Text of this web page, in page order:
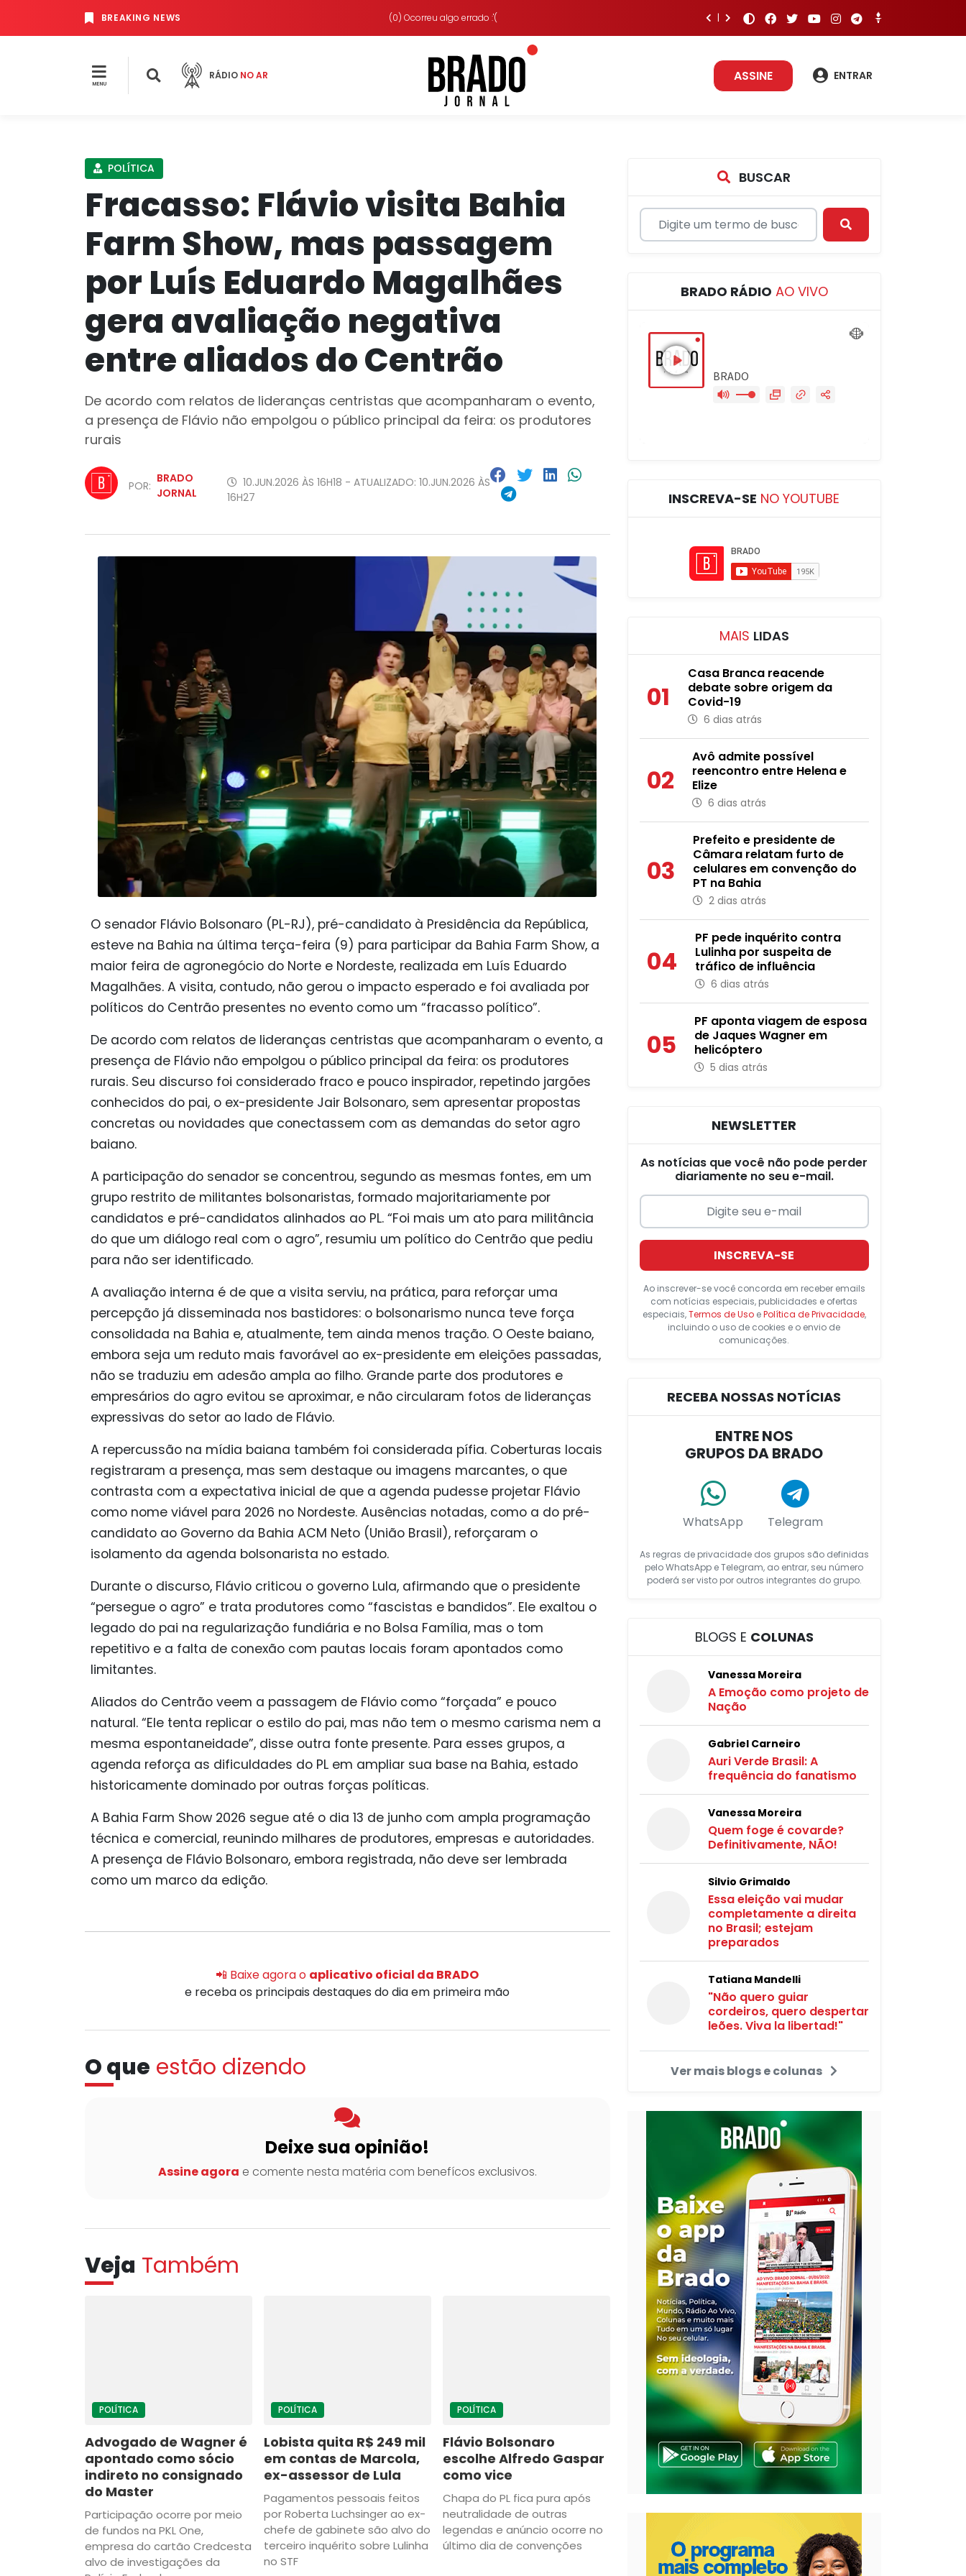
BREAKING NEWS (0) Ocorreu algo errado :'(
MENU
RÁDIO NO AR ASSINE ENTRAR
POLÍTICA
Fracasso: Flávio visita Bahia
Farm Show, mas passagem
por Luís Eduardo Magalhães
gera avaliação negativa
entre aliados do Centrão
De acordo com relatos de lideranças centristas que acompanharam o evento,
a presença de Flávio não empolgou o público principal da feira: os produtores
rurais
POR:
BRADO
JORNAL
10.JUN.2026 ÀS 16H18 - ATUALIZADO: 10.JUN.2026 ÀS
16H27
O senador Flávio Bolsonaro (PL-RJ), pré-candidato à Presidência da República,
esteve na Bahia na última terça-feira (9) para participar da Bahia Farm Show, a
maior feira de agronegócio do Norte e Nordeste, realizada em Luís Eduardo
Magalhães. A visita, contudo, não gerou o impacto esperado e foi avaliada por
políticos do Centrão presentes no evento como um “fracasso político”.
De acordo com relatos de lideranças centristas que acompanharam o evento, a
presença de Flávio não empolgou o público principal da feira: os produtores
rurais. Seu discurso foi considerado fraco e pouco inspirador, repetindo jargões
conhecidos do pai, o ex-presidente Jair Bolsonaro, sem apresentar propostas
concretas ou novidades que conectassem com as demandas do setor agro
baiano.
A participação do senador se concentrou, segundo as mesmas fontes, em um
grupo restrito de militantes bolsonaristas, formado majoritariamente por
candidatos e pré-candidatos alinhados ao PL. “Foi mais um ato para militância
do que um diálogo real com o agro”, resumiu um político do Centrão que pediu
para não ser identificado.
A avaliação interna é de que a visita serviu, na prática, para reforçar uma
percepção já disseminada nos bastidores: o bolsonarismo nunca teve força
consolidada na Bahia e, atualmente, tem ainda menos tração. O Oeste baiano,
embora seja um reduto mais favorável ao ex-presidente em eleições passadas,
não se traduziu em adesão ampla ao filho. Grande parte dos produtores e
empresários do agro evitou se aproximar, e não circularam fotos de lideranças
expressivas do setor ao lado de Flávio.
A repercussão na mídia baiana também foi considerada pífia. Coberturas locais
registraram a presença, mas sem destaque ou imagens marcantes, o que
contrasta com a expectativa inicial de que a agenda pudesse projetar Flávio
como nome viável para 2026 no Nordeste. Ausências notadas, como a do pré-
candidato ao Governo da Bahia ACM Neto (União Brasil), reforçaram o
isolamento da agenda bolsonarista no estado.
Durante o discurso, Flávio criticou o governo Lula, afirmando que o presidente
“persegue o agro” e trata produtores como “fascistas e bandidos”. Ele exaltou o
legado do pai na regularização fundiária e no Bolsa Família, mas o tom
repetitivo e a falta de conexão com pautas locais foram apontados como
limitantes.
Aliados do Centrão veem a passagem de Flávio como “forçada” e pouco
natural. “Ele tenta replicar o estilo do pai, mas não tem o mesmo carisma nem a
mesma espontaneidade”, disse outra fonte presente. Para esses grupos, a
agenda reforça as dificuldades do PL em ampliar sua base na Bahia, estado
historicamente dominado por outras forças políticas.
A Bahia Farm Show 2026 segue até o dia 13 de junho com ampla programação
técnica e comercial, reunindo milhares de produtores, empresas e autoridades.
A presença de Flávio Bolsonaro, embora registrada, não deve ser lembrada
como um marco da edição.
📲 Baixe agora o aplicativo oficial da BRADO
e receba os principais destaques do dia em primeira mão
O que estão dizendo
Deixe sua opinião!
Assine agora e comente nesta matéria com benefícos exclusivos.
Veja Também
POLÍTICA
Advogado de Wagner é
apontado como sócio
indireto no consignado
do Master
Participação ocorre por meio
de fundos na PKL One,
empresa do cartão Credcesta
alvo de investigações da
POLÍTICA
Lobista quita R$ 249 mil
em contas de Marcola,
ex-assessor de Lula
Pagamentos pessoais feitos
por Roberta Luchsinger ao ex-
chefe de gabinete são alvo do
terceiro inquérito sobre Lulinha
no STF
POLÍTICA
Flávio Bolsonaro
escolhe Alfredo Gaspar
como vice
Chapa do PL fica pura após
neutralidade de outras
legendas e anúncio ocorre no
último dia de convenções
BUSCAR
BRADO RÁDIO AO VIVO
INSCREVA-SE NO YOUTUBE
MAIS LIDAS
01
Casa Branca reacende
debate sobre origem da
Covid-19
6 dias atrás
02
Avô admite possível
reencontro entre Helena e
Elize
6 dias atrás
03
Prefeito e presidente de
Câmara relatam furto de
celulares em convenção do
PT na Bahia
2 dias atrás
04
PF pede inquérito contra
Lulinha por suspeita de
tráfico de influência
6 dias atrás
05
PF aponta viagem de esposa
de Jaques Wagner em
helicóptero
5 dias atrás
NEWSLETTER
As notícias que você não pode perder
diariamente no seu e-mail.
INSCREVA-SE
Ao inscrever-se você concorda em receber emails
com notícias especiais, publicidades e ofertas
especiais,Termos de UsoePolítica de Privacidade,
incluindo o uso de cookies e o envio de
comunicações.
RECEBA NOSSAS NOTÍCIAS
ENTRE NOS
GRUPOS DA BRADO
WhatsApp Telegram
As regras de privacidade dos grupos são definidas
pelo WhatsApp e Telegram, ao entrar, seu número
poderá ser visto por outros integrantes do grupo.
BLOGS E COLUNAS
Vanessa Moreira
A Emoção como projeto de
Nação
Gabriel Carneiro
Auri Verde Brasil: A
frequência do fanatismo
Vanessa Moreira
Quem foge é covarde?
Definitivamente, NÃO!
Silvio Grimaldo
Essa eleição vai mudar
completamente a direita
no Brasil; estejam
preparados
Tatiana Mandelli
"Não quero guiar
cordeiros, quero despertar
leões. Viva la libertad!"
Ver mais blogs e colunas